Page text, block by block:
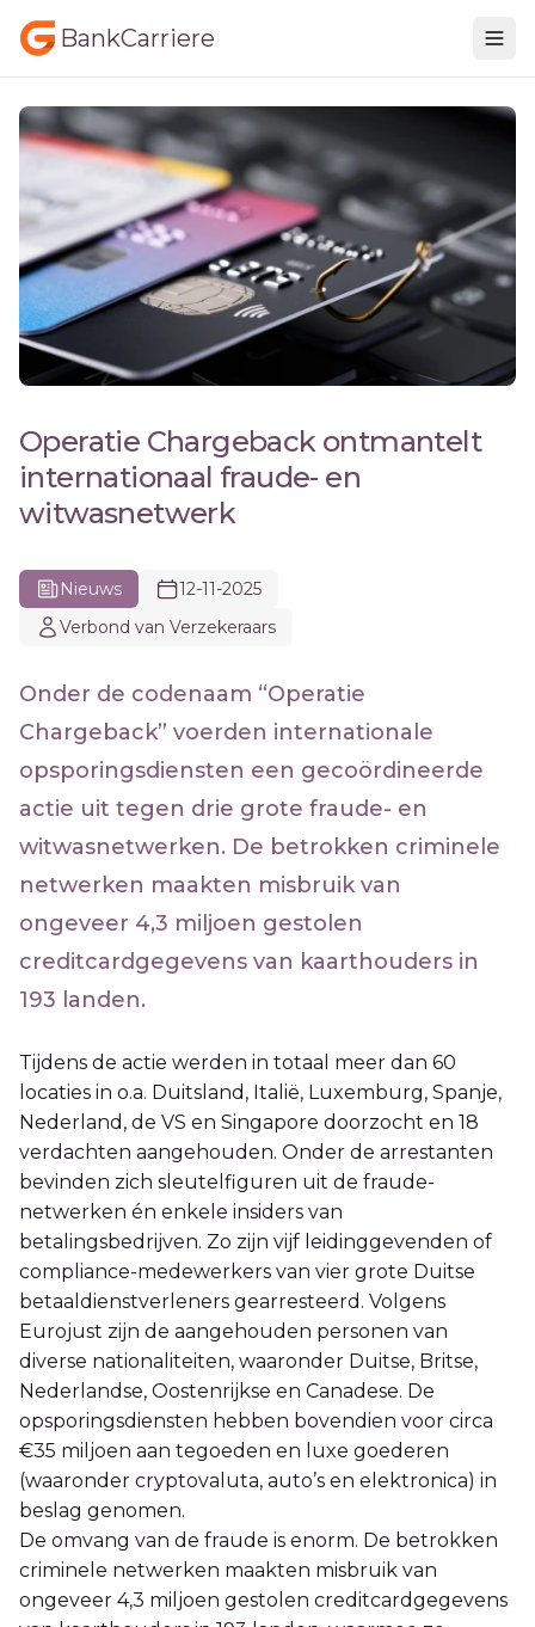
BankCarriere
Operatie Chargeback ontmantelt
internationaal fraude- en
witwasnetwerk
Nieuws
12-11-2025
Verbond van Verzekeraars
Onder de codenaam “Operatie
Chargeback” voerden internationale
opsporingsdiensten een gecoördineerde
actie uit tegen drie grote fraude- en
witwasnetwerken. De betrokken criminele
netwerken maakten misbruik van
ongeveer 4,3 miljoen gestolen
creditcardgegevens van kaarthouders in
193 landen.
Tijdens de actie werden in totaal meer dan 60
locaties in o.a. Duitsland, Italië, Luxemburg, Spanje,
Nederland, de VS en Singapore doorzocht en 18
verdachten aangehouden. Onder de arrestanten
bevinden zich sleutelfiguren uit de fraude-
netwerken én enkele insiders van
betalingsbedrijven. Zo zijn vijf leidinggevenden of
compliance-medewerkers van vier grote Duitse
betaaldienstverleners gearresteerd. Volgens
Eurojust zijn de aangehouden personen van
diverse nationaliteiten, waaronder Duitse, Britse,
Nederlandse, Oostenrijkse en Canadese. De
opsporingsdiensten hebben bovendien voor circa
€35 miljoen aan tegoeden en luxe goederen
(waaronder cryptovaluta, auto’s en elektronica) in
beslag genomen.
De omvang van de fraude is enorm. De betrokken
criminele netwerken maakten misbruik van
ongeveer 4,3 miljoen gestolen creditcardgegevens